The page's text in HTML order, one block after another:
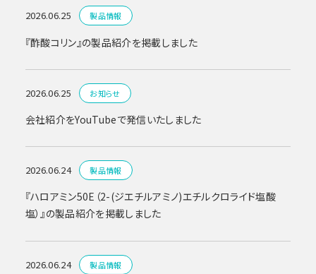
2026.06.25 製品情報
『酢酸コリン』の製品紹介を掲載しました
2026.06.25 お知らせ
会社紹介をYouTubeで発信いたしました
2026.06.24 製品情報
『ハロアミン50E（2-(ジエチルアミノ)エチルクロライド塩酸
塩）』の製品紹介を掲載しました
2026.06.24 製品情報